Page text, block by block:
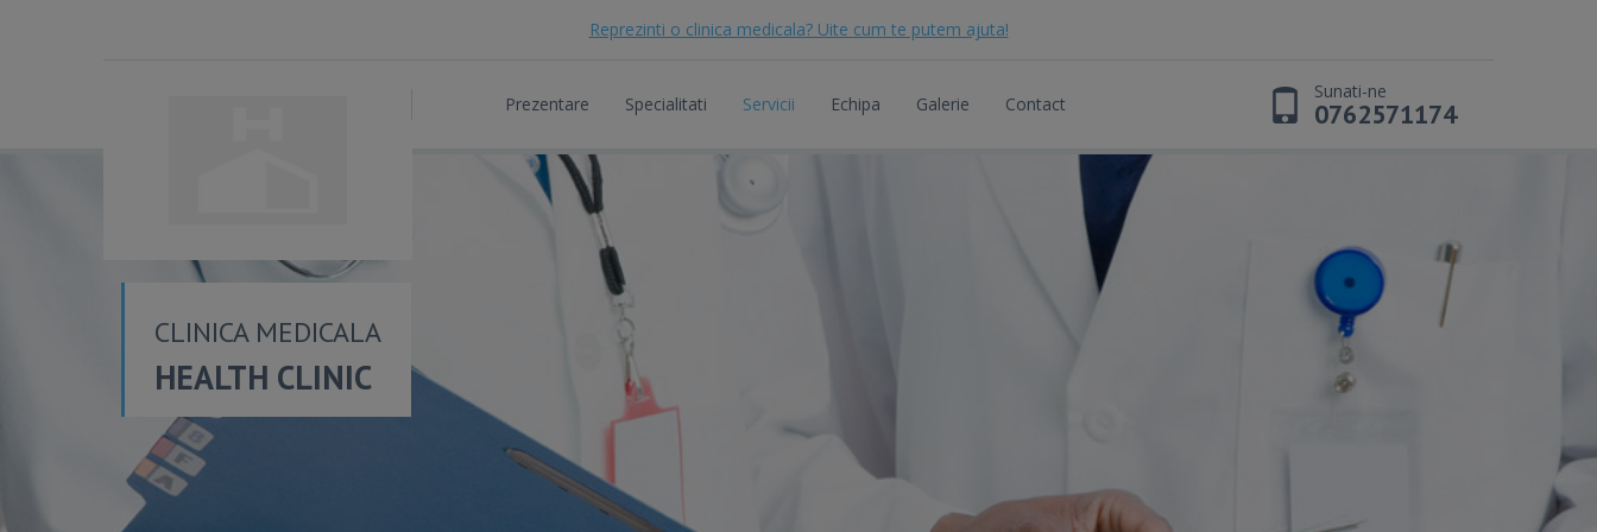
Reprezinti o clinica medicala? Uite cum te putem ajuta!
Prezentare Specialitati Servicii Echipa Galerie Contact
Sunati-ne
0762571174
CLINICA MEDICALA
HEALTH CLINIC